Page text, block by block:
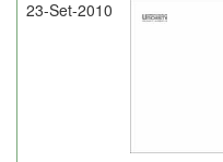
23-Set-2010